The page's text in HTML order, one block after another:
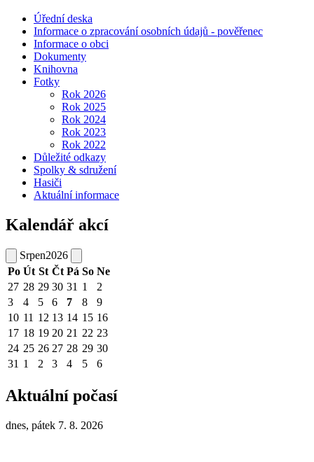
Úřední deska
Informace o zpracování osobních údajů - pověřenec
Informace o obci
Dokumenty
Knihovna
Fotky
Rok 2026
Rok 2025
Rok 2024
Rok 2023
Rok 2022
Důležité odkazy
Spolky & sdružení
Hasiči
Aktuální informace
Kalendář akcí
Srpen2026
Po Út St Čt Pá So Ne
27 28 29 30 31 1
2
3
4 5 6 7 8
9
10 11 12 13 14 15 16
17 18 19 20 21 22 23
24 25 26 27 28 29 30
31 1 2 3 4 5 6
Aktuální počasí
dnes, pátek 7. 8. 2026